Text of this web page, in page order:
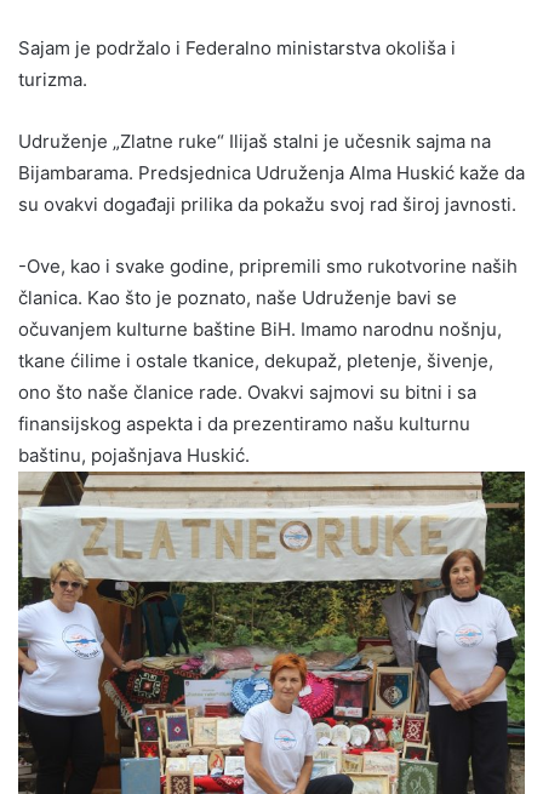
Sajam je podržalo i Federalno ministarstva okoliša i
turizma.
Udruženje „Zlatne ruke“ Ilijaš stalni je učesnik sajma na
Bijambarama. Predsjednica Udruženja Alma Huskić kaže da
su ovakvi događaji prilika da pokažu svoj rad široj javnosti.
-Ove, kao i svake godine, pripremili smo rukotvorine naših
članica. Kao što je poznato, naše Udruženje bavi se
očuvanjem kulturne baštine BiH. Imamo narodnu nošnju,
tkane ćilime i ostale tkanice, dekupaž, pletenje, šivenje,
ono što naše članice rade. Ovakvi sajmovi su bitni i sa
finansijskog aspekta i da prezentiramo našu kulturnu
baštinu, pojašnjava Huskić.